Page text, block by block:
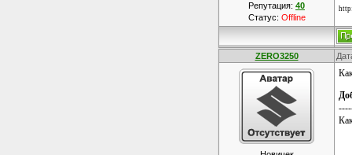
Репутация: 40
Статус: Offline
ZERO3250